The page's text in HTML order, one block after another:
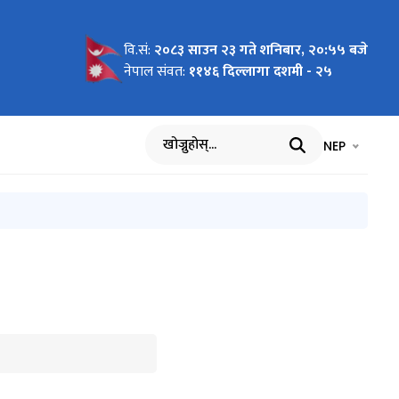
2026-
पर्ने
वि.सं: २०८३ साउन २३ गते शनिबार, २०:५५ बजे
नेपाल संवत: ११४६ दिल्लागा दशमी - २५
खोज्नुहोस् भाषा चयन
NEP